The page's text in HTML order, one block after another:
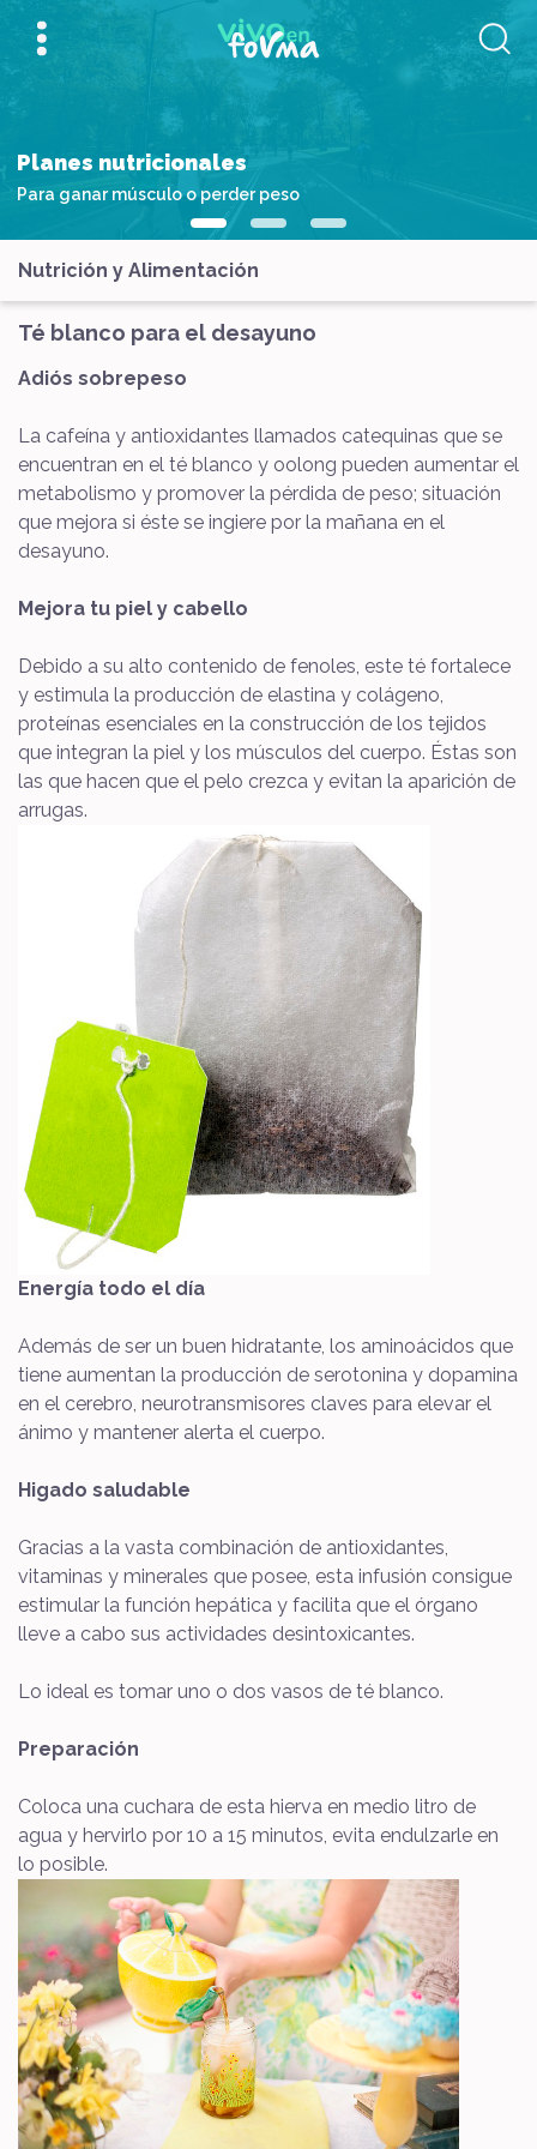
Planes nutricionales
Para ganar músculo o perder peso
Nutrición y Alimentación
Té blanco para el desayuno
Adiós sobrepeso
La cafeína y antioxidantes llamados catequinas que se
encuentran en el té blanco y oolong pueden aumentar el
metabolismo y promover la pérdida de peso; situación
que mejora si éste se ingiere por la mañana en el
desayuno.
Mejora tu piel y cabello
Debido a su alto contenido de fenoles, este té fortalece
y estimula la producción de elastina y colágeno,
proteínas esenciales en la construcción de los tejidos
que integran la piel y los músculos del cuerpo. Éstas son
las que hacen que el pelo crezca y evitan la aparición de
arrugas.
Energía todo el día
Además de ser un buen hidratante, los aminoácidos que
tiene aumentan la producción de serotonina y dopamina
en el cerebro, neurotransmisores claves para elevar el
ánimo y mantener alerta el cuerpo.
Higado saludable
Gracias a la vasta combinación de antioxidantes,
vitaminas y minerales que posee, esta infusión consigue
estimular la función hepática y facilita que el órgano
lleve a cabo sus actividades desintoxicantes.
Lo ideal es tomar uno o dos vasos de té blanco.
Preparación
Coloca una cuchara de esta hierva en medio litro de
agua y hervirlo por 10 a 15 minutos, evita endulzarle en
lo posible.